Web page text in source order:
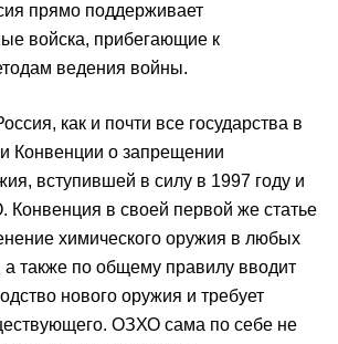
прямо поддерживает
войска, прибегающие к
ведения войны.
как и почти все государства в
Конвенции о запрещении
вступившей в силу в 1997 году и
в своей первой же статье
химического оружия в любых
а также по общему правилу вводит
нового оружия и требует
ОЗХО сама по себе не